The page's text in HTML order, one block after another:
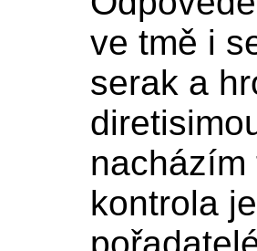
ve tmě i
serak a
kontrola